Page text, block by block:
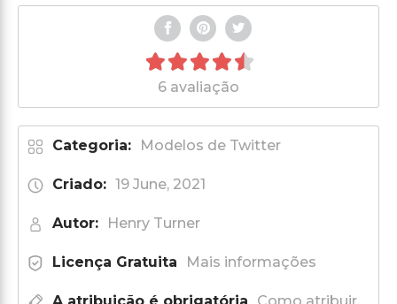
6 avaliação
Categoria: Modelos de Twitter
Criado: 19 June, 2021
Autor: Henry Turner
Licença Gratuita Mais informações